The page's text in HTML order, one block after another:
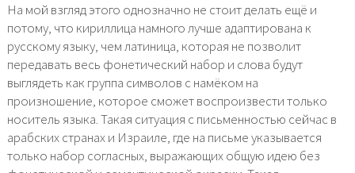
На мой взгляд этого однозначно не стоит делать ещё и
потому, что кириллица намного лучше адаптирована к
русскому языку, чем латиница, которая не позволит
передавать весь фонетический набор и слова будут
выглядеть как группа символов с намёком на
произношение, которое сможет воспроизвести только
носитель языка. Такая ситуация с письменностью сейчас в
арабских странах и Израиле, где на письме указывается
только набор согласных, выражающих общую идею без